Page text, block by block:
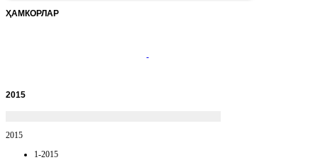
ҲАМКОРЛАР
2015
2015
1-2015